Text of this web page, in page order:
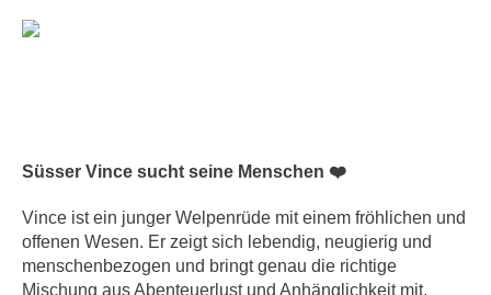
Süsser Vince sucht seine Menschen ❤️
Vince ist ein junger Welpenrüde mit einem fröhlichen und
offenen Wesen. Er zeigt sich lebendig, neugierig und
menschenbezogen und bringt genau die richtige
Mischung aus Abenteuerlust und Anhänglichkeit mit.